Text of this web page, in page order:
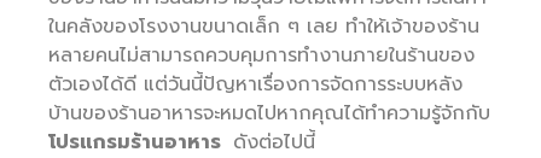
ในคลังของโรงงานขนาดเล็ก ๆ เลย ทำให้เจ้าของร้าน
หลายคนไม่สามารถควบคุมการทำงานภายในร้านของ
ตัวเองได้ดี แต่วันนี้ปัญหาเรื่องการจัดการระบบหลัง
บ้านของร้านอาหารจะหมดไปหากคุณได้ทำความรู้จักกับ
โปรแกรมร้านอาหาร ดังต่อไปนี้